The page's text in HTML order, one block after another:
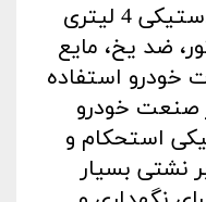
ظروف پلاستیکی 4 لیتری
ضد یخ، مایع
خودرو استفاده
صنعت خودرو
پلاستیکی استحکام و
نشتی بسیار